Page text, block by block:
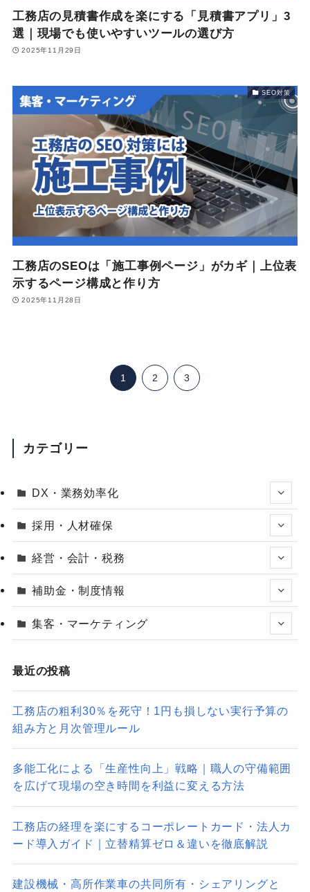
工務店の見積書作成を楽にする「見積書アプリ」3
選｜現場でも使いやすいツールの選び方
2025年11月29日
SEO対策
工務店のSEOは「施工事例ページ」がカギ｜上位表
示するページ構成と作り方
2025年11月28日
1 2 3
カテゴリー
DX・業務効率化
採用・人材確保
経営・会計・税務
補助金・制度情報
集客・マーケティング
最近の投稿
工務店の粗利30％を死守！1円も損しない実行予算の
組み方と月次管理ルール
多能工化による「生産性向上」戦略｜職人の守備範囲
を広げて現場の空き時間を利益に変える方法
工務店の経理を楽にするコーポレートカード・法人カ
ード導入ガイド｜立替精算ゼロ＆違いを徹底解説
建設機械・高所作業車の共同所有・シェアリングと